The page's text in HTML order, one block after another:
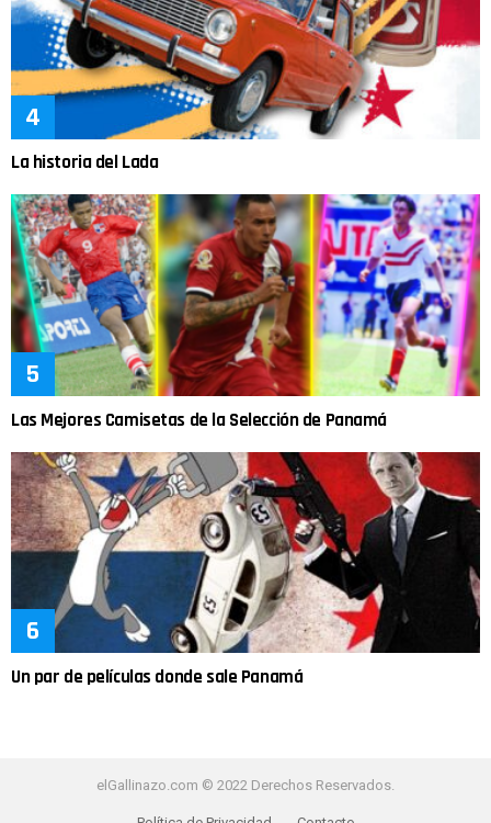
La historia del Lada
Las Mejores Camisetas de la Selección de Panamá
Un par de películas donde sale Panamá
elGallinazo.com © 2022 Derechos Reservados.